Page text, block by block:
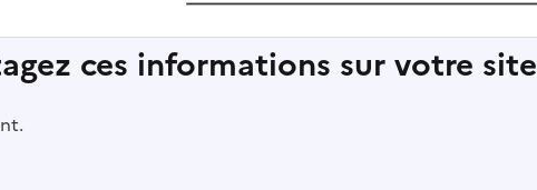
ces informations sur votre site